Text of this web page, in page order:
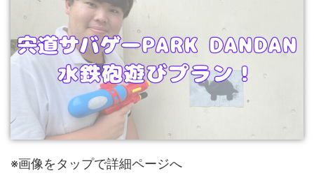
※画像をタップで詳細ページへ